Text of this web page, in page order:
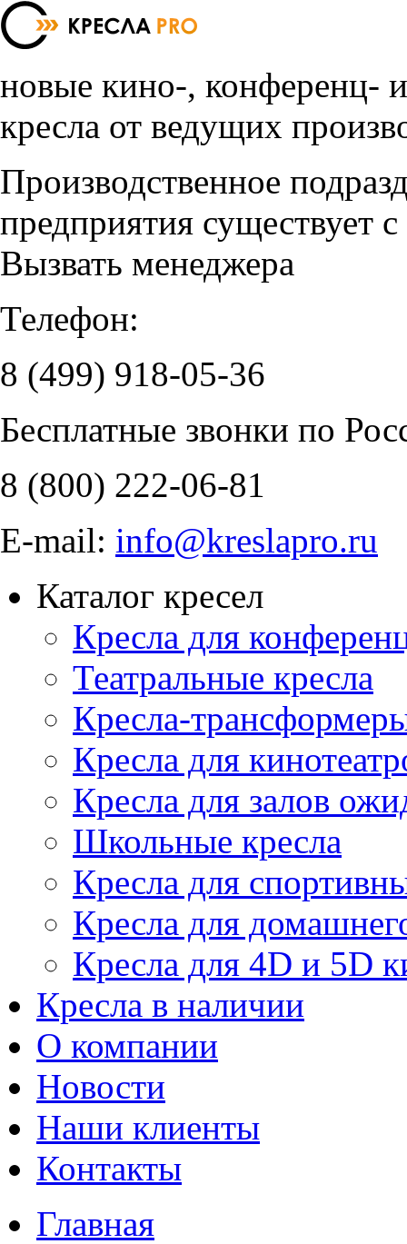
новые кино-, конференц-
кресла от ведущих
Производственное
предприятия существует
Вызвать менеджера
Телефон:
8 (499) 918-05-36
Бесплатные звонки по
8 (800) 222-06-81
E-mail: info@kreslapro.ru
Каталог кресел
Кресла для
Театральные кресла
Кресла-
Кресла для
Кресла для залов
Школьные кресла
Кресла для
Кресла для
Кресла для 4D и 5D
Кресла в наличии
О компании
Новости
Наши клиенты
Контакты
Главная